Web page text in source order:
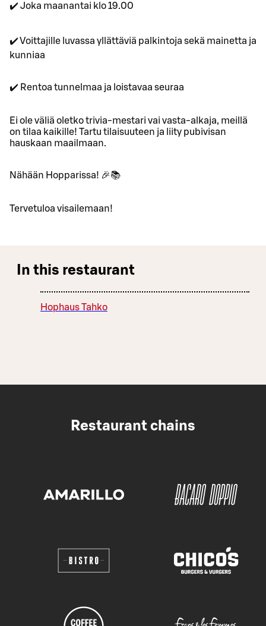
✔️ Joka maanantai klo 19.00
✔️ Voittajille luvassa yllättäviä palkintoja sekä mainetta ja
kunniaa
✔️ Rentoa tunnelmaa ja loistavaa seuraa
Ei ole väliä oletko trivia-mestari vai vasta-alkaja, meillä
on tilaa kaikille! Tartu tilaisuuteen ja liity pubivisan
hauskaan maailmaan.
Nähään Hopparissa! 🎉📚
Tervetuloa visailemaan!
In this restaurant
Hophaus Tahko
Restaurant chains